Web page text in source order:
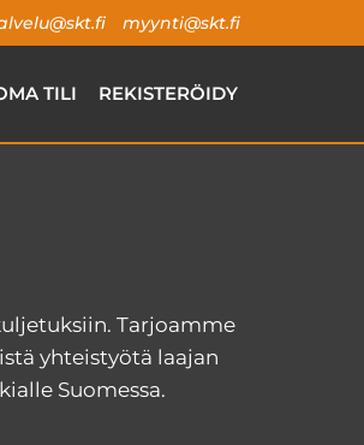
myynti@skt.fi
TILI REKISTERÖIDY
Tarjoamme
yhteistyötä laajan
Suomessa.